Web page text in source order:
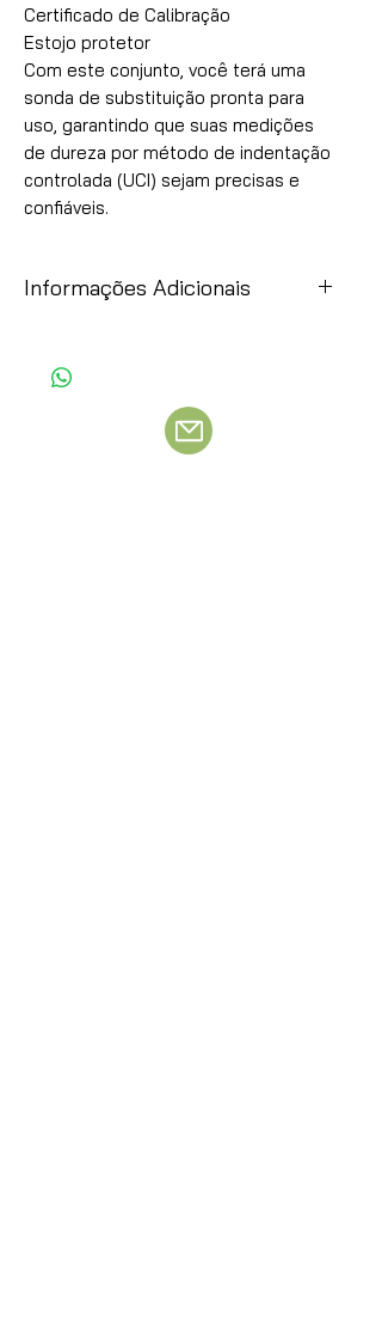
Certificado de Calibração
Estojo protetor
Com este conjunto, você terá uma
sonda de substituição pronta para
uso, garantindo que suas medições
de dureza por método de indentação
controlada (UCI) sejam precisas e
confiáveis.
Informações Adicionais
Esses preços são uma simples
referência, como a moeda
dólar, por gentileza consulte o